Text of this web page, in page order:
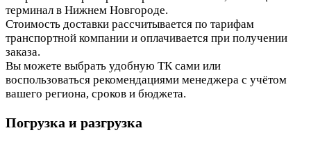
терминал в Нижнем Новгороде.
Стоимость доставки рассчитывается по тарифам
транспортной компании и оплачивается при получении
заказа.
Вы можете выбрать удобную ТК сами или
воспользоваться рекомендациями менеджера с учётом
вашего региона, сроков и бюджета.
Погрузка и разгрузка